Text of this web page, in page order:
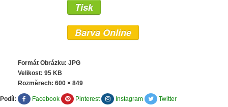
Tisk
Barva Online
Formát Obrázku: JPG
Velikost: 95 KB
Rozměrech: 600 × 849
Podíl: Facebook Pinterest Instagram Twitter